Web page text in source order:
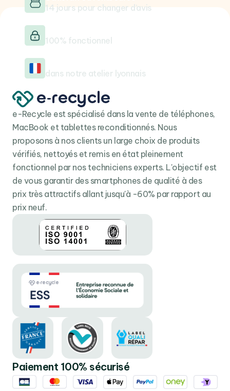
dans notre atelier lyonnais
100% fonctionnel
14 jours pour changer d’avis
e-Recycle est spécialisé dans la vente de téléphones,
MacBook et tablettes reconditionnés. Nous
proposons à nos clients un large choix de produits
vérifiés, nettoyés et remis en état pleinement
fonctionnel par nos techniciens experts. L'objectif est
de vous garantir des smartphones de qualité à des
prix très attractifs allant jusqu'à -60% par rapport au
prix neuf.
Paiement 100% sécurisé